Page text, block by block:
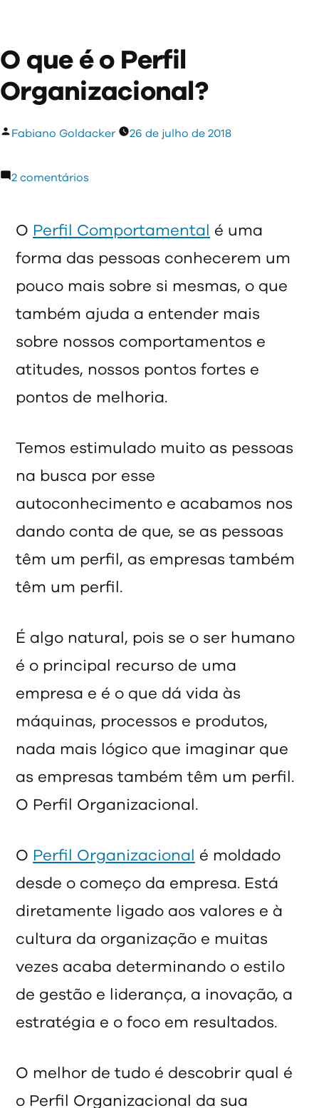
O que é o Perfil
Organizacional?
Publicado
Fabiano Goldacker 26 de julho de 2018
2 comentários
é
o
O Perfil Comportamental
é uma
forma das pessoas conhecerem um
pouco mais sobre si mesmas, o que
também ajuda a entender mais
sobre nossos comportamentos e
atitudes, nossos pontos fortes e
pontos de melhoria.
Temos estimulado muito as pessoas
na busca por esse
autoconhecimento e acabamos nos
dando conta de que, se as pessoas
têm um perfil, as empresas também
têm um perfil.
É algo natural, pois se o ser humano
é o principal recurso de uma
empresa e é o que dá vida às
máquinas, processos e produtos,
nada mais lógico que imaginar que
as empresas também têm um perfil.
O Perfil Organizacional.
O Perfil Organizacional
é moldado
desde o começo da empresa. Está
diretamente ligado aos valores e à
cultura da organização e muitas
vezes acaba determinando o estilo
de gestão e liderança, a inovação, a
estratégia e o foco em resultados.
O melhor de tudo é descobrir qual é
o Perfil Organizacional da sua